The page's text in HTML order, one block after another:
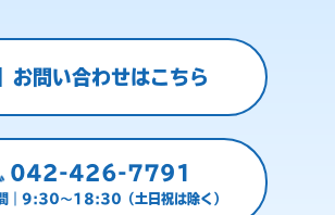
お問い合わせはこちら
042-426-7791
｜9:30～18:30（土日祝は除く）